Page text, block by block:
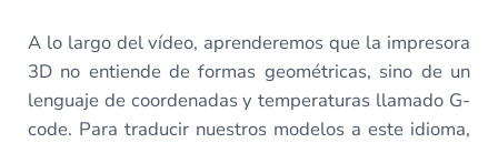
A lo largo del vídeo, aprenderemos que la impresora
3D no entiende de formas geométricas, sino de un
lenguaje de coordenadas y temperaturas llamado G-
code. Para traducir nuestros modelos a este idioma,